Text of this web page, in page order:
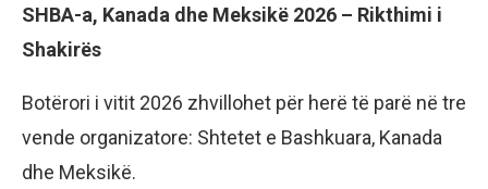
SHBA-a, Kanada dhe Meksikë 2026 – Rikthimi i
Shakirës
Botërori i vitit 2026 zhvillohet për herë të parë në tre
vende organizatore: Shtetet e Bashkuara, Kanada
dhe Meksikë.